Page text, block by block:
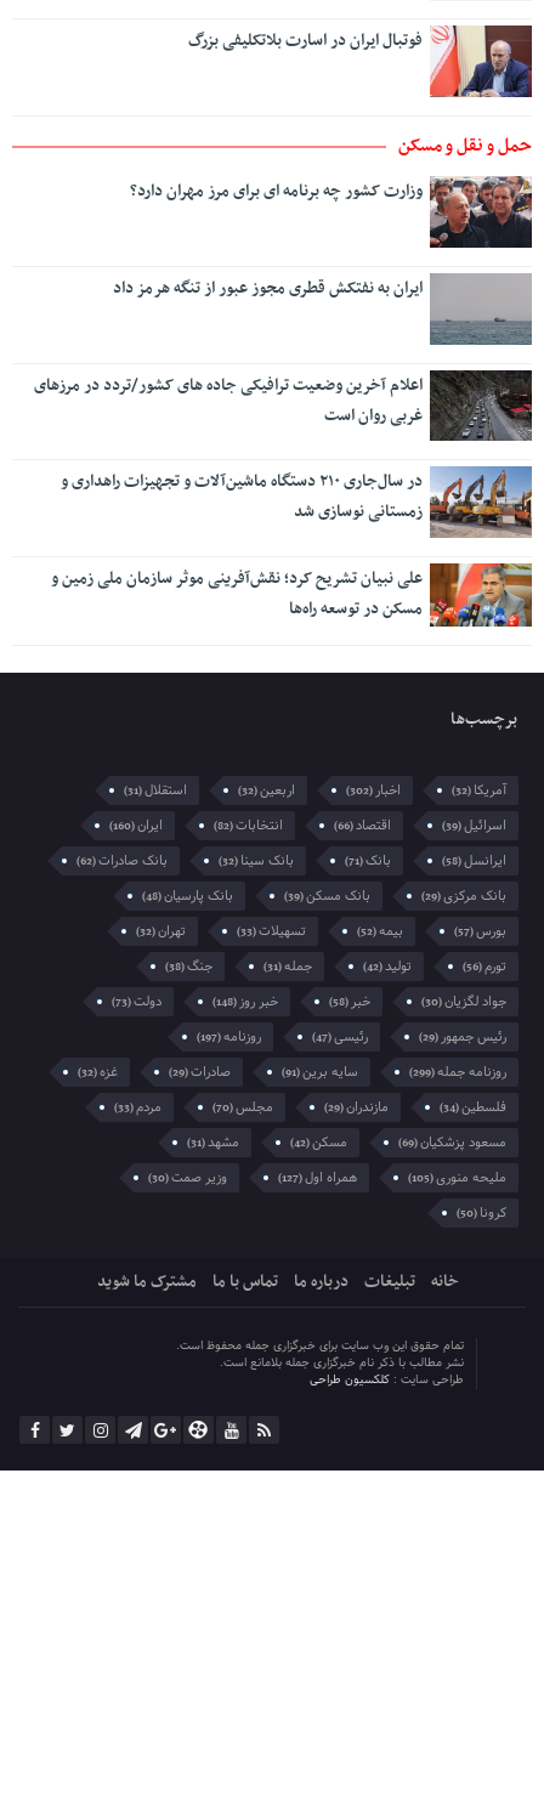
فوتبال ایران در اسارت بلاتکلیفی بزرگ
حمل و نقل و مسکن
وزارت کشور چه برنامه ای برای مرز مهران دارد؟
ایران به نفتکش قطری مجوز عبور از تنگه هرمز داد
اعلام آخرین وضعیت ترافیکی جاده های کشور/تردد در مرزهای
غربی روان است
در سال‌جاری ۲۱۰ دستگاه ماشین‌آلات و تجهیزات راهداری و
زمستانی نوسازی شد
علی نبیان تشریح کرد؛ نقش‌آفرینی موثر سازمان ملی زمین و
مسکن در توسعه راه‌ها
برچسب‌ها
آمریکا(32) اخبار(302) اربعین(32) استقلال(31)
اسرائیل(39) اقتصاد(66) انتخابات(82) ایران(160)
ایرانسل(58) بانک(71) بانک سینا(32) بانک صادرات(62)
بانک مرکزی(29) بانک مسکن(39) بانک پارسیان(48)
بورس(57) بیمه(52) تسهیلات(33) تهران(32)
تورم(56) تولید(42) جمله(31) جنگ(38)
جواد لگزیان(30) خبر(58) خبر روز(148) دولت(73)
رئیس جمهور(29) رئیسی(47) روزنامه(197)
روزنامه جمله(299) سایه برین(91) صادرات(29) غزه(32)
فلسطین(34) مازندران(29) مجلس(70) مردم(33)
مسعود پزشکیان(69) مسکن(42) مشهد(31)
ملیحه منوری(105) همراه اول(127) وزیر صمت(30)
کرونا(50)
خانه تبلیغات درباره ما تماس با ما مشترک ما شوید
تمام حقوق این وب سایت برای خبرگزاری جمله محفوظ است.
نشر مطالب با ذکر نام خبرگزاری جمله بلامانع است.
طراحی سایت : کلکسیون طراحی